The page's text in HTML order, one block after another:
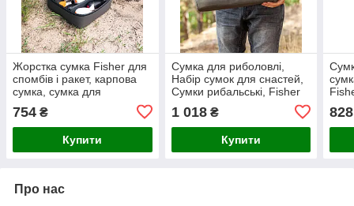
Жорстка сумка Fisher для
спомбів і ракет, карпова
сумка, сумка для
754 ₴
Купити
Сумка для риболовлі,
Набір сумок для снастей,
Сумки рибальські, Fisher
1 018₴
Купити
828
Про нас